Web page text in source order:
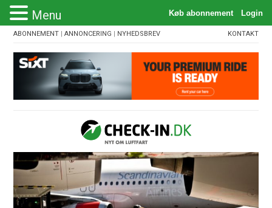
ABONNEMENT |ANNONCERING | NYHEDSBREV KONTAKT
Menu